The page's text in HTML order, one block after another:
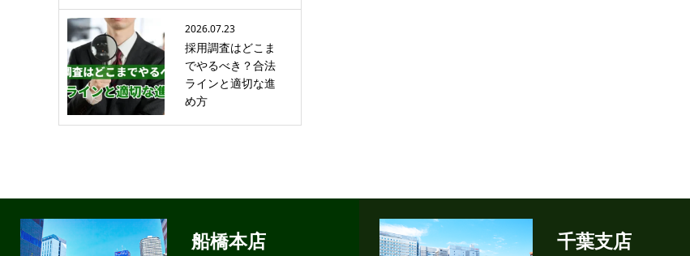
2026.07.23
採用調査はどこま
でやるべき？合法
ラインと適切な進
め方
船橋本店 千葉支店